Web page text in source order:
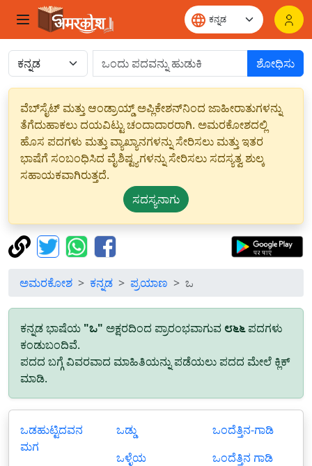
ಶೋಧಿಸು
ವೆಬ್‌ಸೈಟ್ ಮತ್ತು ಆಂಡ್ರಾಯ್ಡ್ ಅಪ್ಲಿಕೇಶನ್‌ನಿಂದ ಜಾಹೀರಾತುಗಳನ್ನು
ತೆಗೆದುಹಾಕಲು ದಯವಿಟ್ಟು ಚಂದಾದಾರರಾಗಿ. ಅಮರಕೋಶದಲ್ಲಿ
ಹೊಸ ಪದಗಳು ಮತ್ತು ವ್ಯಾಖ್ಯಾನಗಳನ್ನು ಸೇರಿಸಲು ಮತ್ತು ಇತರ
ಭಾಷೆಗೆ ಸಂಬಂಧಿಸಿದ ವೈಶಿಷ್ಟ್ಯಗಳನ್ನು ಸೇರಿಸಲು ಸದಸ್ಯತ್ವ ಶುಲ್ಕ
ಸಹಾಯಕವಾಗಿರುತ್ತದೆ.
ಸದಸ್ಯನಾಗು
ಅಮರಕೋಶ ಕನ್ನಡ ಪ್ರಯಾಣ ಒ
ಕನ್ನಡ ಭಾಷೆಯ "ಒ" ಅಕ್ಷರದಿಂದ ಪ್ರಾರಂಭವಾಗುವ೮೬೬ಪದಗಳು
ಕಂಡುಬಂದಿವೆ.
ಪದದ ಬಗ್ಗೆ ವಿವರವಾದ ಮಾಹಿತಿಯನ್ನು ಪಡೆಯಲು ಪದದ ಮೇಲೆ ಕ್ಲಿಕ್
ಮಾಡಿ.
ಒಡಹುಟ್ಟಿದವನ
ಮಗ
ಒಡ್ಡು
ಒಳ್ಳೆಯ
ಒಂದೆತ್ತಿನ-ಗಾಡಿ
ಒಂದೆತ್ತಿನ ಗಾಡಿ